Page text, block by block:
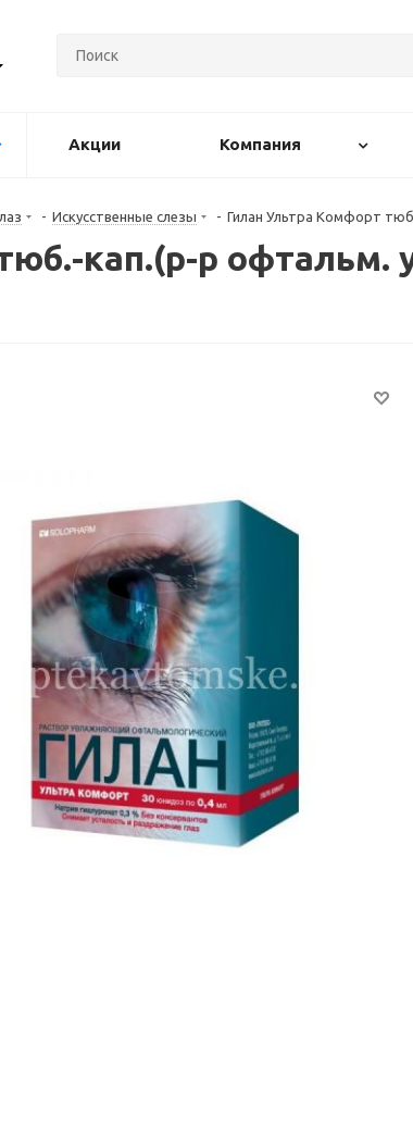
Акции Компания
- Искусственные слезы - Гилан Ультра Комфорт
кап.(р-р офтальм.